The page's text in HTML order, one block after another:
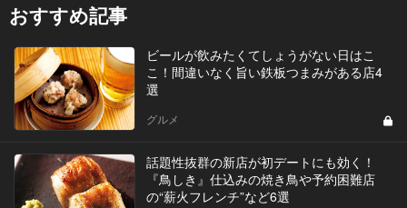
おすすめ記事
ビールが飲みたくてしょうがない日はこ
こ！間違いなく旨い鉄板つまみがある店4
選
グルメ
話題性抜群の新店が初デートにも効く！
『鳥しき』仕込みの焼き鳥や予約困難店
の“薪火フレンチ”など6選